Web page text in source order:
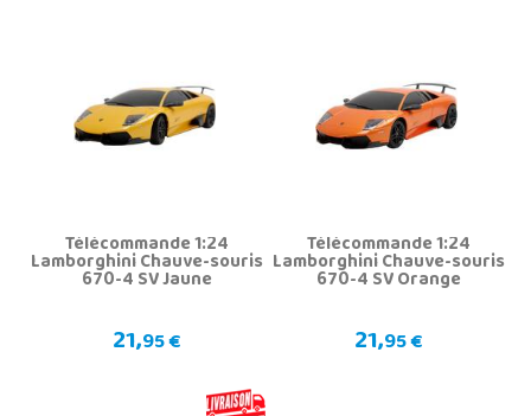
Télécommande 1:24
Lamborghini Chauve-souris
670-4 SV Jaune
21,95 €
Télécommande 1:24
Lamborghini Chauve-souris
670-4 SV Orange
21,95 €